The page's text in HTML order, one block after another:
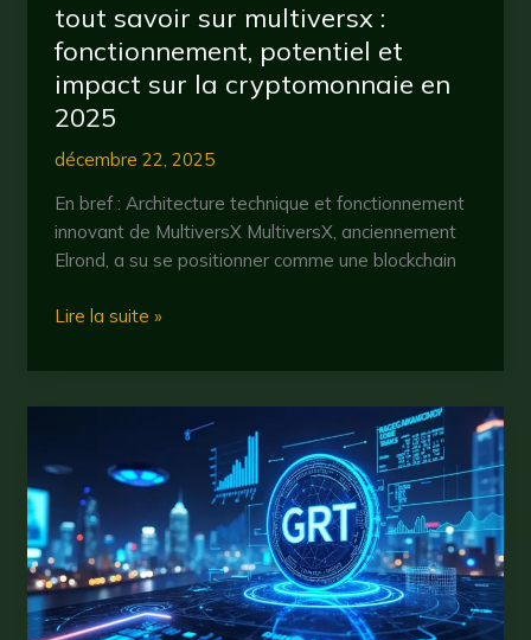
tout savoir sur multiversx :
fonctionnement, potentiel et
impact sur la cryptomonnaie en
2025
décembre 22, 2025
En bref : Architecture technique et fonctionnement
innovant de MultiversX MultiversX, anciennement
Elrond, a su se positionner comme une blockchain
tout
sur
potentiel
impact
sur
la
cryptomonnaie
Lire la suite »